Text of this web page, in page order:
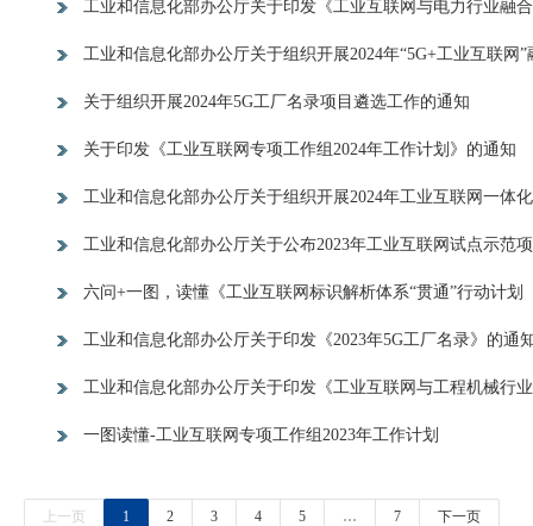
工业和信息化部办公厅关于印发《工业互联网与电力行业融
工业和信息化部办公厅关于组织开展2024年“5G+工业互联网
关于组织开展2024年5G工厂名录项目遴选工作的通知
关于印发《工业互联网专项工作组2024年工作计划》的通知
工业和信息化部办公厅关于组织开展2024年工业互联网一体
工业和信息化部办公厅关于公布2023年工业互联网试点示范
六问+一图，读懂《工业互联网标识解析体系“贯通”行动计划
工业和信息化部办公厅关于印发《2023年5G工厂名录》的通
工业和信息化部办公厅关于印发《工业互联网与工程机械行
一图读懂-工业互联网专项工作组2023年工作计划
上一页 1 2 3 4 5 … 7 下一页